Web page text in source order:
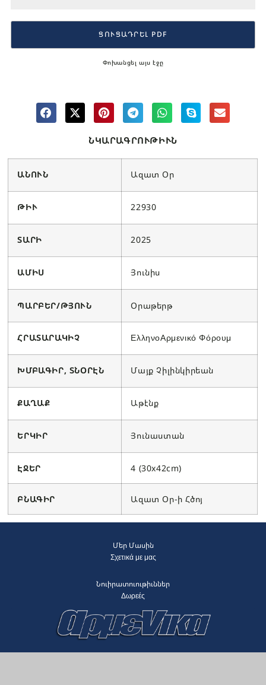
ՆԿԱՐԱԳՐՈՒԹԻՒՆ
ԱՆՈՒՆ Ազատ Օր
ԹԻՒ 22930
ՏԱՐԻ 2025
ԱՄԻՍ Յունիս
ՊԱՐԲԵՐ/ԹՅՈՒՆ Օրաթերթ
ՀՐԱՏԱՐԱԿԻՉ ΕλληνοΑρμενικό Φόρουμ
ԽՄԲԱԳԻՐ, ՏՆՕՐԷՆ Մայք Չիլինկիրեան
ՔԱՂԱՔ Աթէնք
ԵՐԿԻՐ Յունաստան
ԷՋԵՐ 4 (30x42cm)
ԲՆԱԳԻՐ Ազատ Օր-ի Հծոյ
Փոխանցել այս էջը
ՑՈՒՑԱԴՐԵԼ PDF
Մեր Մասին
Σχετικά με μας
Նուիրատուութիւններ
Δωρεές